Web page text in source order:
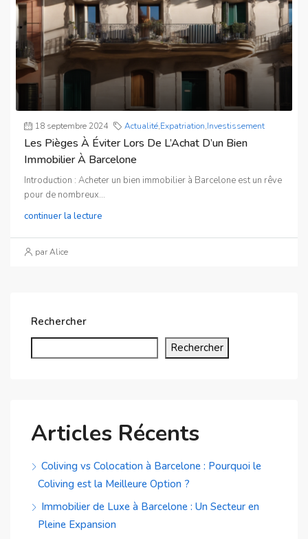
18 septembre 2024 Actualité,Expatriation,Investissement
Les Pièges À Éviter Lors De L’Achat D’un Bien
Immobilier À Barcelone
Introduction : Acheter un bien immobilier à Barcelone est un rêve
pour de nombreux...
continuer la lecture
par Alice
Rechercher
Rechercher
Articles Récents
Coliving vs Colocation à Barcelone : Pourquoi le
Coliving est la Meilleure Option ?
Immobilier de Luxe à Barcelone : Un Secteur en
Pleine Expansion